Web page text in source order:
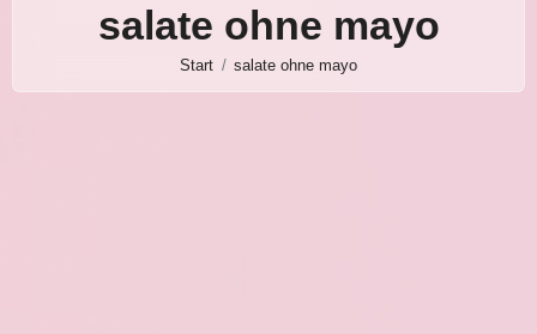
salate ohne mayo
Start salate ohne mayo